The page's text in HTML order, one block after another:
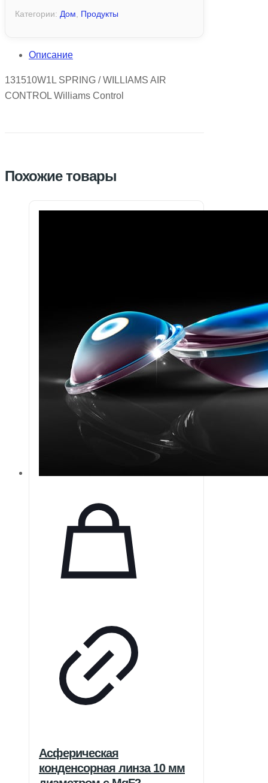
Категории: Дом Продукты
Описание
131510W1L SPRING / WILLIAMS AIR
CONTROL Williams Control
Похожие товары
Асферическая
конденсорная линза 10 мм